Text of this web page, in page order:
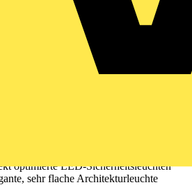
››
kaufel.germany@tnb.com›› Telefon
66 Juralux 67 Juralux 69 Serenga 26
26 FCX Indulux 90 Indulux 90 SL
Unilux 72 Unilux 72 Einbau
Commolux 17 SL
LBS Serenga 73 E Serenga 74 E
A Cordalux 3 Cordalux 3 Seil
24 LED LED Optilux 22 SL
hochwertige Scheibenleuchten aus
SERENGA LED Modulare
mit sehr umfangreicher
LED DOWNLIGHT LED Sehr
optimierte LED-Sicherheitsleuchten
sehr flache Architekturleuchte